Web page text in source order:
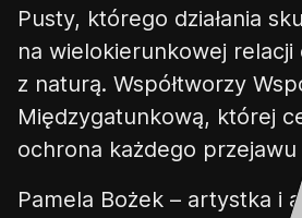
Pusty, którego działania
na wielokierunkowej relacji
z naturą. Współtworzy
Międzygatunkową, której
ochrona każdego przejawu
Pamela Bożek – artystka i